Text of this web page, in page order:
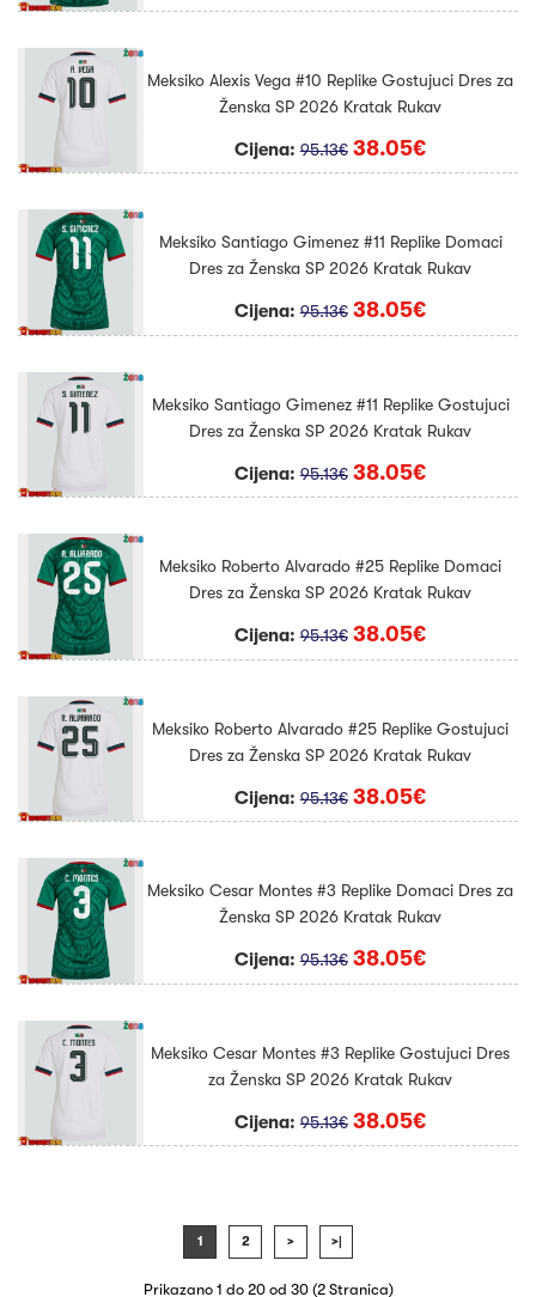
Meksiko Alexis Vega #10 Replike Gostujuci Dres za
Ženska SP 2026 Kratak Rukav
Cijena:95.13€ 38.05€
Meksiko Santiago Gimenez #11 Replike Domaci
Dres za Ženska SP 2026 Kratak Rukav
Cijena:95.13€ 38.05€
Meksiko Santiago Gimenez #11 Replike Gostujuci
Dres za Ženska SP 2026 Kratak Rukav
Cijena:95.13€ 38.05€
Meksiko Roberto Alvarado #25 Replike Domaci
Dres za Ženska SP 2026 Kratak Rukav
Cijena:95.13€ 38.05€
Meksiko Roberto Alvarado #25 Replike Gostujuci
Dres za Ženska SP 2026 Kratak Rukav
Cijena:95.13€ 38.05€
Meksiko Cesar Montes #3 Replike Domaci Dres za
Ženska SP 2026 Kratak Rukav
Cijena:95.13€ 38.05€
Meksiko Cesar Montes #3 Replike Gostujuci Dres
za Ženska SP 2026 Kratak Rukav
Cijena:95.13€ 38.05€
1 2 > >|
Prikazano 1 do 20 od 30 (2 Stranica)